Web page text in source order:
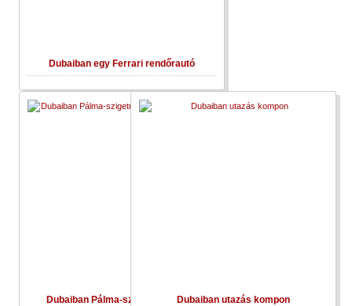
Dubaiban egy Ferrari rendőrautó
Dubaiban Pálma-szigetre vasúttalDubaiban utazás kompon